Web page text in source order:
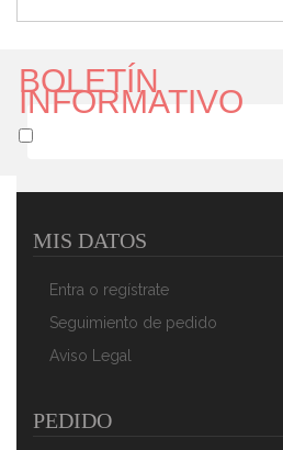
36,84 €
BOLETÍN
INFORMATIVO
MIS DATOS
Entra o regístrate
Seguimiento de pedido
Aviso Legal
PEDIDO